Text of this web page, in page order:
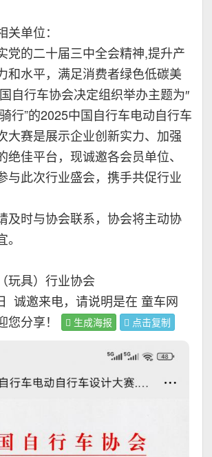
单位：
党的二十届三中全会精神,提升产
和水平，满足消费者绿色低碳美
自行车协会决定组织举办主题为″
行”的2025中国自行车电动自行车
大赛是展示企业创新实力、加强
绝佳平台，现诚邀各会员单位、
与此次行业盛会，携手共促行业
及时与协会联系，协会将主动协
玩具）行业协会
诚邀来电，请说明是在 童车网
您分享！
生成海报 点击复制